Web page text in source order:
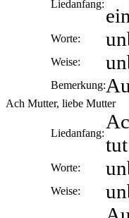
Liedanfang:
Worte:
Weise:
Bemerkung:
Ach Mutter, liebe Mutter
Liedanfang:
Worte:
Weise: